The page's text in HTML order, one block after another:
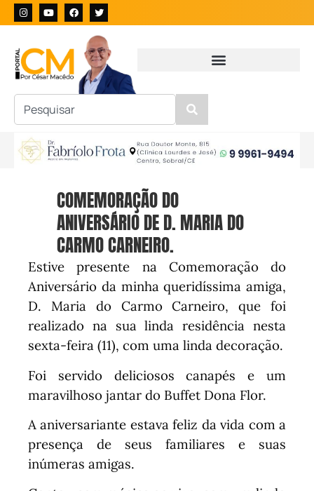
COMEMORAÇÃO DO
ANIVERSÁRIO DE D. MARIA DO
CARMO CARNEIRO.
Estive presente na Comemoração do
Aniversário da minha queridíssima amiga,
D. Maria do Carmo Carneiro, que foi
realizado na sua linda residência nesta
sexta-feira (11), com uma linda decoração.
Foi servido deliciosos canapés e um
maravilhoso jantar do Buffet Dona Flor.
A aniversariante estava feliz da vida com a
presença de seus familiares e suas
inúmeras amigas.